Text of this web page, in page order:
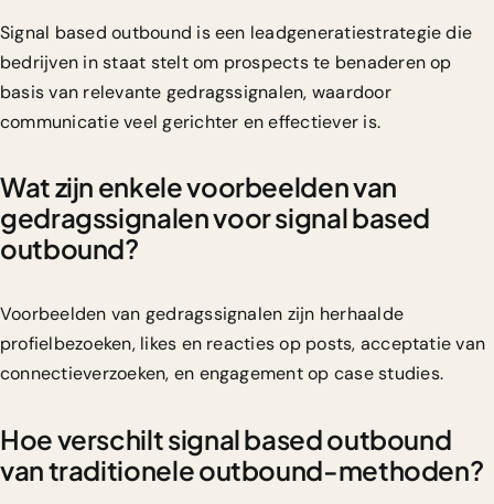
Signal based outbound is een leadgeneratiestrategie die
bedrijven in staat stelt om prospects te benaderen op
basis van relevante gedragssignalen, waardoor
communicatie veel gerichter en effectiever is.
Wat zijn enkele voorbeelden van
gedragssignalen voor signal based
outbound?
Voorbeelden van gedragssignalen zijn herhaalde
profielbezoeken, likes en reacties op posts, acceptatie van
connectieverzoeken, en engagement op case studies.
Hoe verschilt signal based outbound
van traditionele outbound-methoden?